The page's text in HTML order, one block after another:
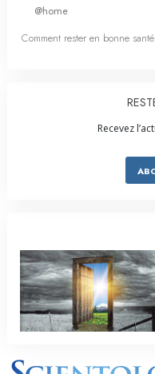
@home
Comment rester en bonne santé
Recevez